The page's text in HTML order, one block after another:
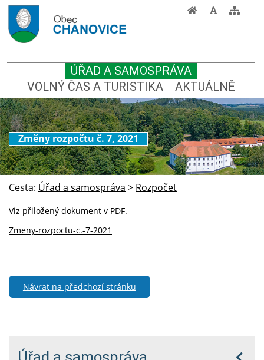
ÚŘAD A SAMOSPRÁVA
VOLNÝ ČAS A TURISTIKA
AKTUÁLNĚ
Změny rozpočtu č. 7, 2021
Cesta: Úřad a samospráva > Rozpočet
Viz přiložený dokument v PDF.
Zmeny-rozpoctu-c.-7-2021
Návrat na předchozí stránku